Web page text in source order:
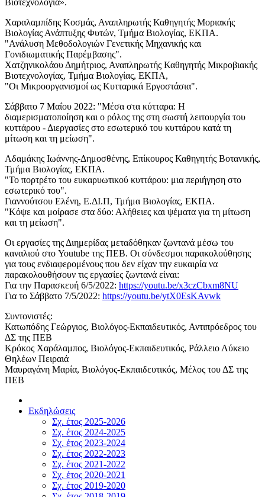
Χαραλαμπίδης Κοσμάς, Αναπληρωτής Καθηγητής Μοριακής
Βιολογίας Ανάπτυξης Φυτών, Τμήμα Βιολογίας, ΕΚΠΑ.
"Ανάλυση Μεθοδολογιών Γενετικής Μηχανικής και
Γονιδιωματικής Παρέμβασης".
Χατζηνικολάου Δημήτριος, Αναπληρωτής Καθηγητής Μικροβιακής
Βιοτεχνολογίας, Τμήμα Βιολογίας, ΕΚΠΑ,
"Οι Μικροοργανισμοί ως Κυτταρικά Εργοστάσια".
Σάββατο 7 Μαΐου 2022: "Μέσα στα κύτταρα: Η
διαμερισματοποίηση και ο ρόλος της στη σωστή λειτουργία του
κυττάρου - Διεργασίες στο εσωτερικό του κυττάρου κατά τη
μίτωση και τη μείωση".
Αδαμάκης Ιωάννης-Δημοσθένης, Επίκουρος Καθηγητής Βοτανικής,
Τμήμα Βιολογίας, ΕΚΠΑ.
"Το πορτρέτο του ευκαρυωτικού κυττάρου: μια περιήγηση στο
εσωτερικό του".
Γιαννούτσου Ελένη, Ε.ΔΙ.Π, Τμήμα Βιολογίας, ΕΚΠΑ.
"Κόψε και μοίρασε στα δύο: Αλήθειες και ψέματα για τη μίτωση
και τη μείωση".
Οι εργασίες της Διημερίδας μεταδόθηκαν ζωντανά μέσω του
καναλιού στο Youtube της ΠΕΒ. Οι σύνδεσμοι παρακολούθησης
για τους ενδιαφερομένους που δεν είχαν την ευκαιρία να
παρακολουθήσουν τις εργασίες ζωντανά είναι:
Για την Παρασκευή 6/5/2022: https://youtu.be/x3czCbxm8NU
Για το Σάββατο 7/5/2022: https://youtu.be/ytX0EsKAvwk
Συντονιστές:
Κατωπόδης Γεώργιος, Βιολόγος-Εκπαιδευτικός, Αντιπρόεδρος του
ΔΣ της ΠΕΒ
Κρόκος Χαράλαμπος, Βιολόγος-Εκπαιδευτικός, Ράλλειο Λύκειο
Θηλέων Πειραιά
Μαυραγάνη Μαρία, Βιολόγος-Εκπαιδευτικός, Μέλος του ΔΣ της
ΠΕΒ
Εκδηλώσεις
Σχ. έτος 2025-2026
Σχ. έτος 2024-2025
Σχ. έτος 2023-2024
Σχ. έτος 2022-2023
Σχ. έτος 2021-2022
Σχ. έτος 2020-2021
Σχ. έτος 2019-2020